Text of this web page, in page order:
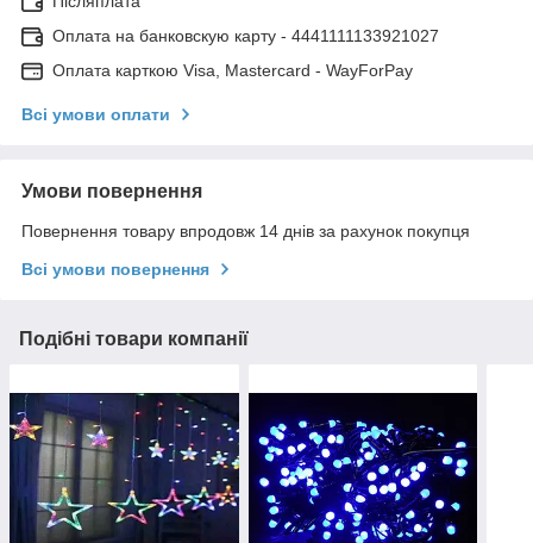
Оплата на банковскую карту - 4441111133921027
Оплата карткою Visa, Mastercard - WayForPay
Всі умови оплати
Умови повернення
Повернення товару впродовж 14 днів за рахунок покупця
Всі умови повернення
Подібні товари компанії